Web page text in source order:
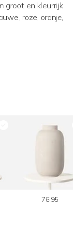
groot en kleurrijk
roze, oranje,
76,95